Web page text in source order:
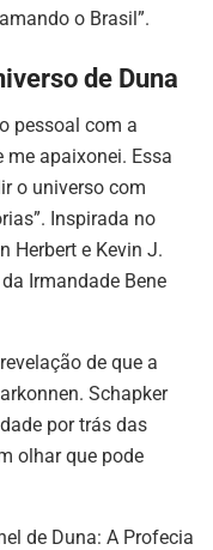
o Brasil”.
de Duna
pessoal com a
me apaixonei. Essa
o universo com
Inspirada no
Herbert e Kevin J.
Irmandade Bene
de que a
Schapker
por trás das
olhar que pode